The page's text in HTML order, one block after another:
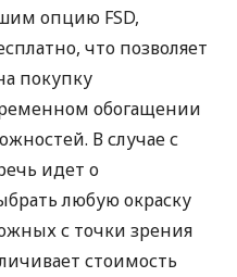
опцию FSD,
что позволяет
покупку
обогащении
В случае с
идет о
любую окраску
с точки зрения
стоимость